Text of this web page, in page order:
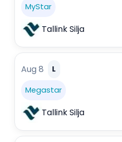
MyStar
Tallink Silja
Aug 8 L
Megastar
Tallink Silja